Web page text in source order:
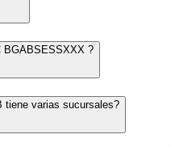
BGABSESSXXX ?
tiene varias sucursales?